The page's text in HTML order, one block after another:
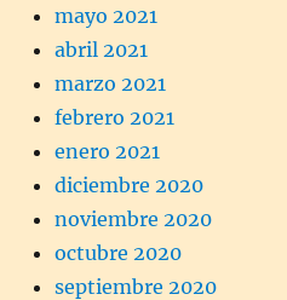
mayo 2021
abril 2021
marzo 2021
febrero 2021
enero 2021
diciembre 2020
noviembre 2020
octubre 2020
septiembre 2020